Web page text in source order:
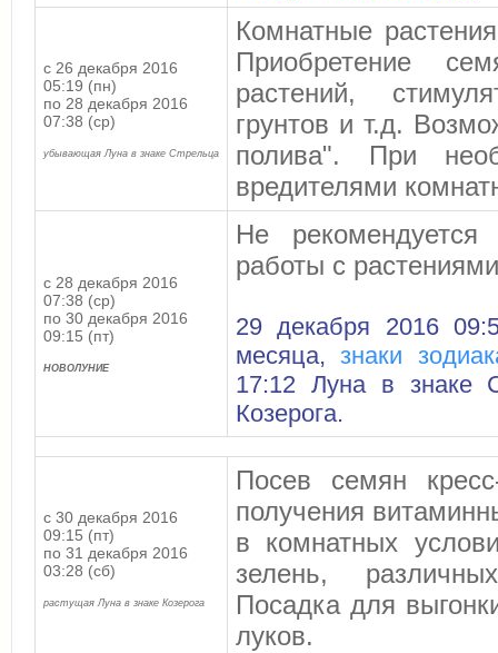
с 26 декабря 2016
05:19 (пн)
по 28 декабря 2016
07:38 (ср)
убывающая Луна в знаке Стрельца
Комнатные
Приобретение
растений,
грунтов и т.д.
полива". При
вредителями
с 28 декабря 2016
07:38 (ср)
по 30 декабря 2016
09:15 (пт)
НОВОЛУНИЕ
Не рекомендуется
работы с
29 декабря 2016
месяца,знаки
17:12 Луна в знаке
Козерога.
с 30 декабря 2016
09:15 (пт)
по 31 декабря 2016
03:28 (сб)
растущая Луна в знаке Козерога
Посев семян
получения
в комнатных
зелень,
Посадка для
луков.